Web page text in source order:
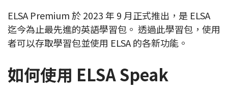
ELSA Premium 於 2023 年 9 月正式推出，是 ELSA
迄今為止最先進的英語學習包。 透過此學習包，使用
者可以存取學習包並使用 ELSA 的各新功能。
如何使用 ELSA Speak